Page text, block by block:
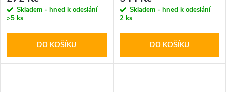
Skladem - hned k odeslání
>5 ks
DO KOŠÍKU
Skladem - hned k odeslání
2 ks
DO KOŠÍKU